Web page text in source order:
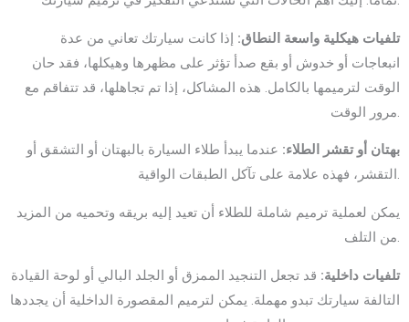
تلفيات هيكلية واسعة النطاق: إذا كانت سيارتك تعاني من عدة
انبعاجات أو خدوش أو بقع صدأ تؤثر على مظهرها وهيكلها، فقد حان
الوقت لترميمها بالكامل. هذه المشاكل، إذا تم تجاهلها، قد تتفاقم مع
مرور الوقت.
بهتان أو تقشر الطلاء: عندما يبدأ طلاء السيارة بالبهتان أو التشقق أو
التقشر، فهذه علامة على تآكل الطبقات الواقية.
يمكن لعملية ترميم شاملة للطلاء أن تعيد إليه بريقه وتحميه من المزيد
من التلف.
تلفيات داخلية: قد تجعل التنجيد الممزق أو الجلد البالي أو لوحة القيادة
التالفة سيارتك تبدو مهملة. يمكن لترميم المقصورة الداخلية أن يجددها